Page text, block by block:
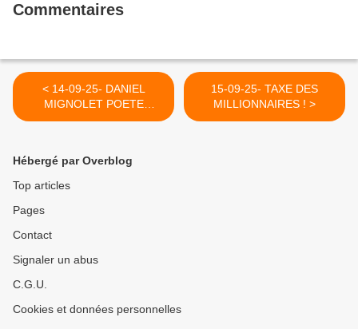
Commentaires
< 14-09-25- DANIEL
MIGNOLET POETE
TROUBADOUR
15-09-25- TAXE DES
MILLIONNAIRES ! >
Hébergé par Overblog
Top articles
Pages
Contact
Signaler un abus
C.G.U.
Cookies et données personnelles